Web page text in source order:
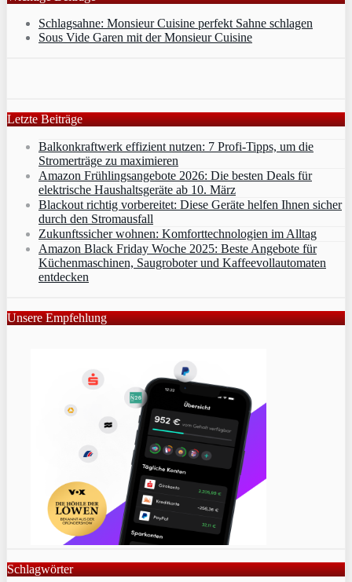
Schlagsahne: Monsieur Cuisine perfekt Sahne schlagen
Sous Vide Garen mit der Monsieur Cuisine
Letzte Beiträge
Balkonkraftwerk effizient nutzen: 7 Profi-Tipps, um die
Stromerträge zu maximieren
Amazon Frühlingsangebote 2026: Die besten Deals für
elektrische Haushaltsgeräte ab 10. März
Blackout richtig vorbereitet: Diese Geräte helfen Ihnen sicher
durch den Stromausfall
Zukunftssicher wohnen: Komforttechnologien im Alltag
Amazon Black Friday Woche 2025: Beste Angebote für
Küchenmaschinen, Saugroboter und Kaffeevollautomaten
entdecken
Unsere Empfehlung
Schlagwörter